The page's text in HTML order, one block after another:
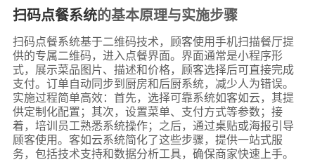
扫码点餐系统的基本原理与实施步骤
扫码点餐系统基于二维码技术，顾客使用手机扫描餐厅提
供的专属二维码，进入点餐界面。界面通常是小程序形
式，展示菜品图片、描述和价格，顾客选择后可直接完成
支付。订单自动同步到厨房和后厨系统，减少人为错误。
实施过程简单高效：首先，选择可靠系统如客如云，其提
供定制化配置；其次，设置菜单、支付方式等参数；接
着，培训员工熟悉系统操作；之后，通过桌贴或海报引导
顾客使用。客如云系统简化了这些步骤，提供一站式服
务，包括技术支持和数据分析工具，确保商家快速上手。